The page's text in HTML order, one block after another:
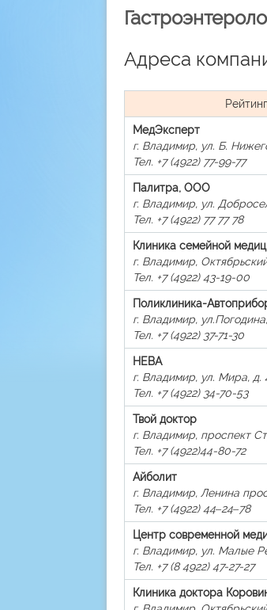
Адреса
МедЭксперт
г. Владимир, ул. Б.
Тел. +7 (4922) 77-99-77
Палитра, ООО
г. Владимир, ул.
Тел. +7 (4922) 77 77 78
Клиника семейной
г. Владимир,
Тел. +7 (4922) 43-19-00
Поликлиника-
г. Владимир,
Тел. +7 (4922) 37-71-30
НЕВА
г. Владимир, ул. Мира, д.
Тел. +7 (4922) 34-70-53
Твой доктор
г. Владимир, проспект
Тел. +7 (4922)44-80-72
Айболит
г. Владимир, Ленина
Тел. +7 (4922) 44‒24‒78
Центр современной
г. Владимир, ул. Малые
Тел. +7 (8 4922) 47-27-27
Клиника доктора